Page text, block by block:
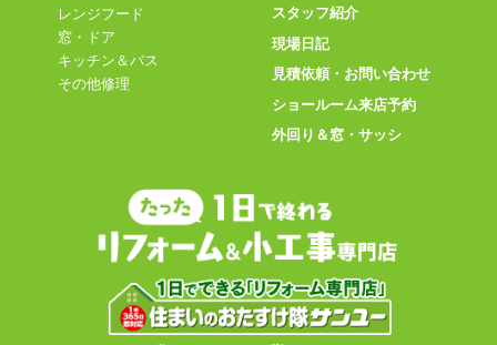
レンジフード
窓・ドア
キッチン＆バス
その他修理
スタッフ紹介
現場日記
見積依頼・お問い合わせ
ショールーム来店予約
外回り＆窓・サッシ